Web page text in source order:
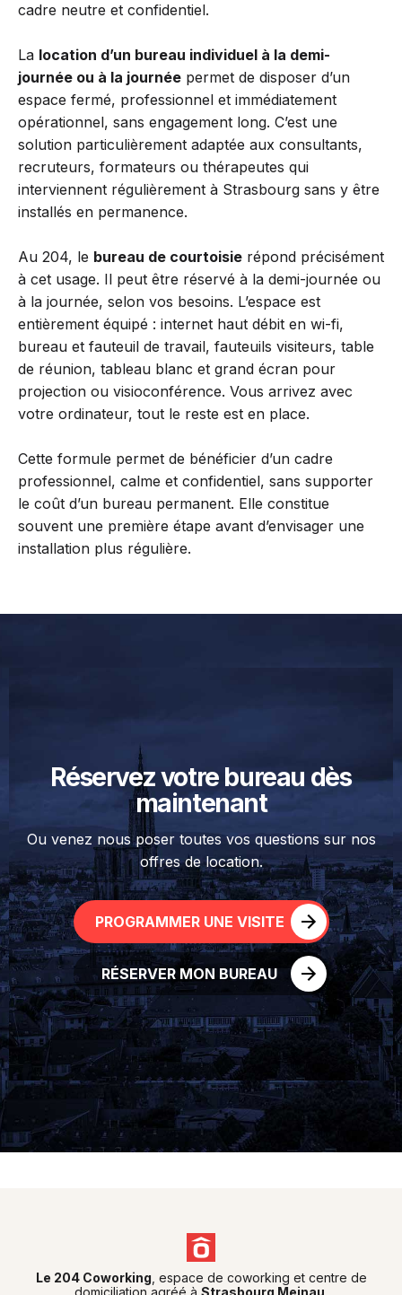
cadre neutre et confidentiel.
La location d’un bureau individuel à la demi-
journée ou à la journée permet de disposer d’un
espace fermé, professionnel et immédiatement
opérationnel, sans engagement long. C’est une
solution particulièrement adaptée aux consultants,
recruteurs, formateurs ou thérapeutes qui
interviennent régulièrement à Strasbourg sans y être
installés en permanence.
Au 204, le bureau de courtoisie répond précisément
à cet usage. Il peut être réservé à la demi-journée ou
à la journée, selon vos besoins. L’espace est
entièrement équipé : internet haut débit en wi-fi,
bureau et fauteuil de travail, fauteuils visiteurs, table
de réunion, tableau blanc et grand écran pour
projection ou visioconférence. Vous arrivez avec
votre ordinateur, tout le reste est en place.
Cette formule permet de bénéficier d’un cadre
professionnel, calme et confidentiel, sans supporter
le coût d’un bureau permanent. Elle constitue
souvent une première étape avant d’envisager une
installation plus régulière.
Réservez votre bureau dès
maintenant
Ou venez nous poser toutes vos questions sur nos
offres de location.
PROGRAMMER UNE VISITE
RÉSERVER MON BUREAU
Le 204 Coworking , espace de coworking et centre de